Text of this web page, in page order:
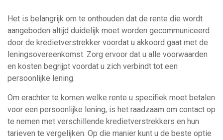
Het is belangrijk om te onthouden dat de rente die wordt
aangeboden altijd duidelijk moet worden gecommuniceerd
door de kredietverstrekker voordat u akkoord gaat met de
leningsovereenkomst. Zorg ervoor dat u alle voorwaarden
en kosten begrijpt voordat u zich verbindt tot een
persoonlijke lening.
Om erachter te komen welke rente u specifiek moet betalen
voor een persoonlijke lening, is het raadzaam om contact op
te nemen met verschillende kredietverstrekkers en hun
tarieven te vergelijken. Op die manier kunt u de beste optie